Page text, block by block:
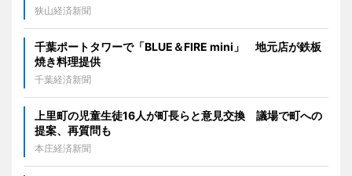
狭山経済新聞
千葉ポートタワーで「BLUE＆FIRE mini」 地元店が鉄板
焼き料理提供
千葉経済新聞
上里町の児童生徒16人が町長らと意見交換 議場で町への
提案、再質問も
本庄経済新聞